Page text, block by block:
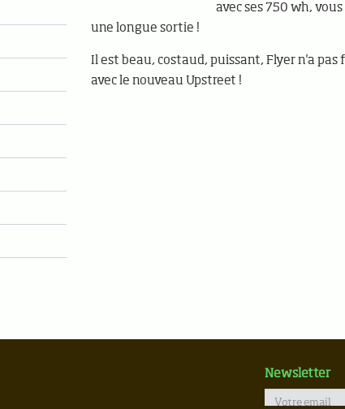
avec ses 750 wh,
une longue sortie !
Il est beau, costaud, puissant, Flyer n'a pas
avec le nouveau Upstreet !
Newsletter